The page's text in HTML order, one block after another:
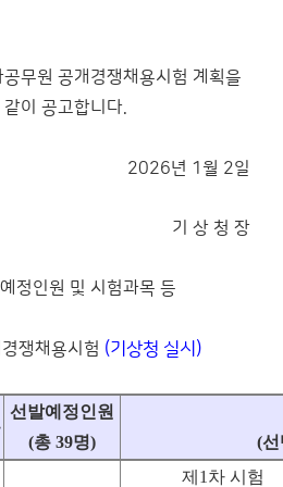
무원 공개경쟁채용시험 계획을
같이 공고합니다.
2026년 1월 2일
기 상 청 장
정인원 및 시험과목 등
쟁채용시험 (기상청 실시)
선발예정인원
(총 39명) (선
제1차 시험